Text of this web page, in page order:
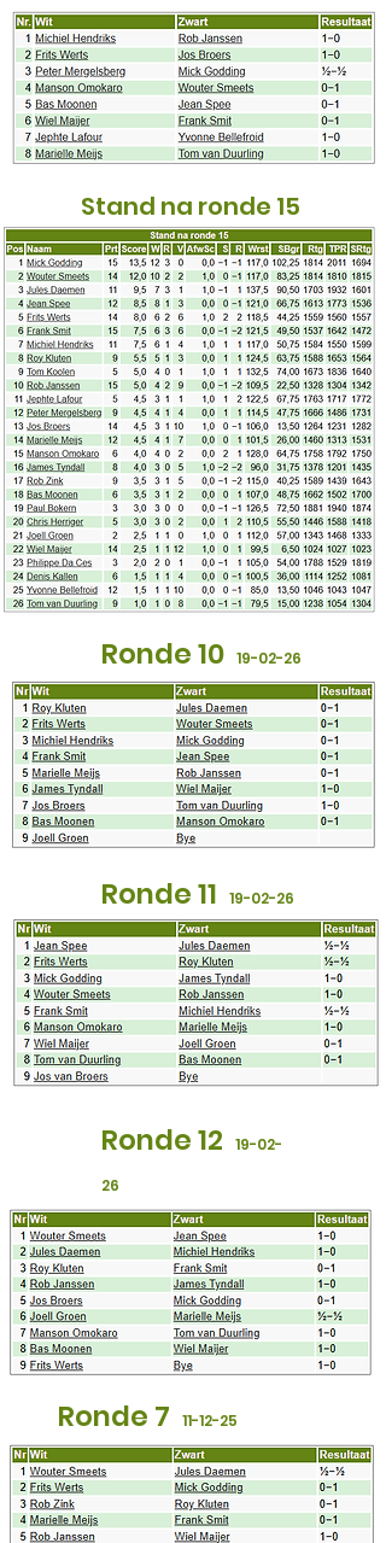
Stand na ronde 15
Ronde 10 19-02-26
Ronde 11 19-02-26
Ronde 12 19-02-
26
Ronde 7 11-12-25